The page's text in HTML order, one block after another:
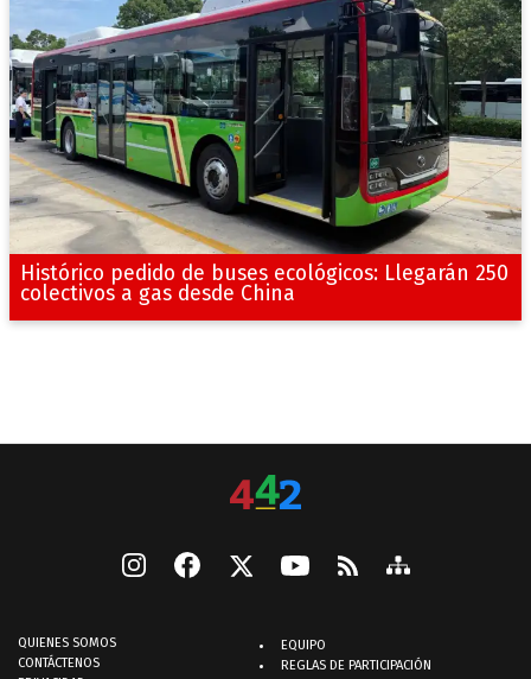
Histórico pedido de buses ecológicos: Llegarán 250
colectivos a gas desde China
QUIENES SOMOS
CONTÁCTENOS
EQUIPO
REGLAS DE PARTICIPACIÓN